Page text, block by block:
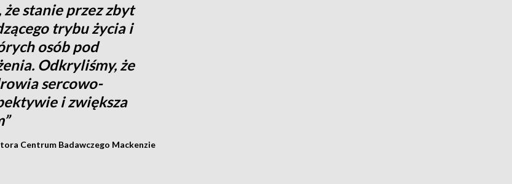
stanie przez zbyt
trybu życia i
osób pod
Odkryliśmy, że
sercowo-
i zwiększa
Centrum Badawczego Mackenzie